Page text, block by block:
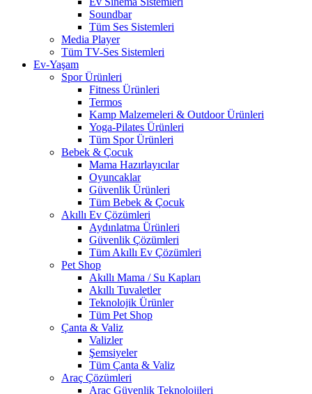
Soundbar
Tüm Ses Sistemleri
Media Player
Tüm TV-Ses Sistemleri
Ev-Yaşam
Spor Ürünleri
Fitness Ürünleri
Termos
Kamp Malzemeleri & Outdoor Ürünleri
Yoga-Pilates Ürünleri
Tüm Spor Ürünleri
Bebek & Çocuk
Mama Hazırlayıcılar
Oyuncaklar
Güvenlik Ürünleri
Tüm Bebek & Çocuk
Akıllı Ev Çözümleri
Aydınlatma Ürünleri
Güvenlik Çözümleri
Tüm Akıllı Ev Çözümleri
Pet Shop
Akıllı Mama / Su Kapları
Akıllı Tuvaletler
Teknolojik Ürünler
Tüm Pet Shop
Çanta & Valiz
Valizler
Şemsiyeler
Tüm Çanta & Valiz
Araç Çözümleri
Araç Güvenlik Teknolojileri